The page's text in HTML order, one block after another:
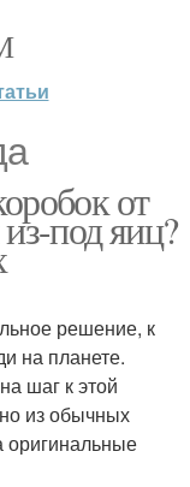
от
под яиц?
решение, к
на планете.
шаг к этой
из обычных
оригинальные